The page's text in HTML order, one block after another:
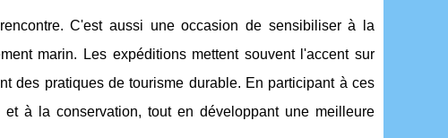
C'est aussi une occasion de sensibiliser à la
marin. Les expéditions mettent souvent l'accent sur
des pratiques de tourisme durable. En participant à ces
à la conservation, tout en développant une meilleure